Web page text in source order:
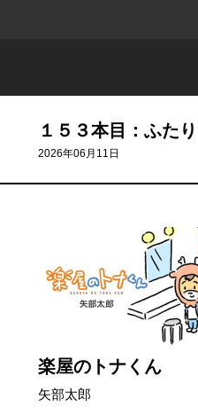
１５３本目：ふたり
2026年06月11日
楽屋のトナくん
矢部太郎